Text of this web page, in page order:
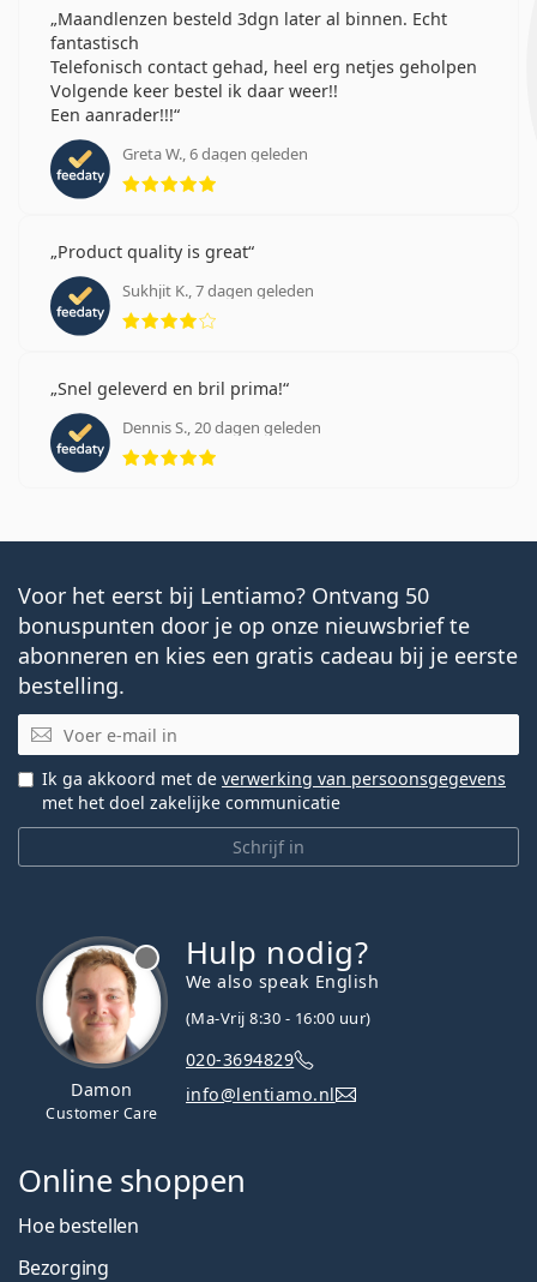
Maandlenzen besteld 3dgn later al binnen. Echt
fantastisch
Telefonisch contact gehad, heel erg netjes geholpen
Volgende keer bestel ik daar weer!!
Een aanrader!!!
Greta W., 6 dagen geleden
Beoordeling 5 van 5
Product quality is great
Sukhjit K., 7 dagen geleden
Beoordeling 4 van 5
Snel geleverd en bril prima!
Dennis S., 20 dagen geleden
Beoordeling 5 van 5
Voor het eerst bij Lentiamo? Ontvang 50
bonuspunten door je op onze nieuwsbrief te
abonneren en kies een gratis cadeau bij je eerste
bestelling.
E-mail
Schrijf in
Ik ga akkoord met de verwerking van persoonsgegevens
met het doel zakelijke communicatie
Damon
Customer Care
Hulp nodig?
We also speak English
(Ma-Vrij 8:30 - 16:00 uur)
020-3694829
info@lentiamo.nl
Online shoppen
Hoe bestellen
Bezorging